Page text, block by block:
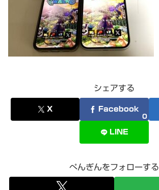
シェアする
X Facebook
0
LINE
ぺんぎんをフォローする